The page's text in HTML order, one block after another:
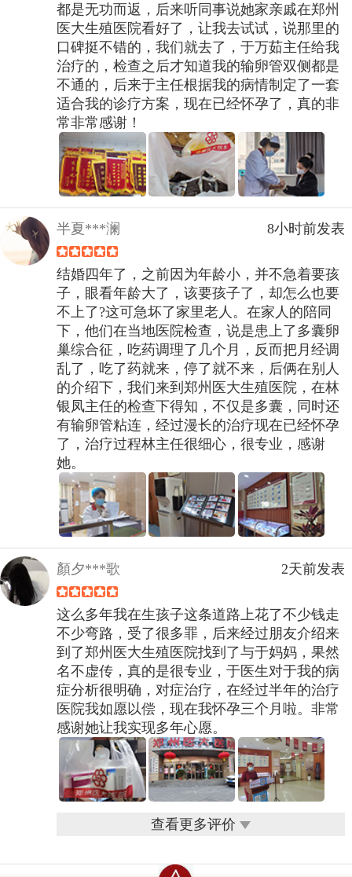
都是无功而返，后来听同事说她家亲戚在郑州
医大生殖医院看好了，让我去试试，说那里的
口碑挺不错的，我们就去了，于万茹主任给我
治疗的，检查之后才知道我的输卵管双侧都是
不通的，后来于主任根据我的病情制定了一套
适合我的诊疗方案，现在已经怀孕了，真的非
常非常感谢！
半夏***澜 8小时前发表
结婚四年了，之前因为年龄小，并不急着要孩
子，眼看年龄大了，该要孩子了，却怎么也要
不上了?这可急坏了家里老人。在家人的陪同
下，他们在当地医院检查，说是患上了多囊卵
巢综合征，吃药调理了几个月，反而把月经调
乱了，吃了药就来，停了就不来，后俩在别人
的介绍下，我们来到郑州医大生殖医院，在林
银凤主任的检查下得知，不仅是多囊，同时还
有输卵管粘连，经过漫长的治疗现在已经怀孕
了，治疗过程林主任很细心，很专业，感谢
她。
顏夕***歌 2天前发表
这么多年我在生孩子这条道路上花了不少钱走
不少弯路，受了很多罪，后来经过朋友介绍来
到了郑州医大生殖医院找到了与于妈妈，果然
名不虚传，真的是很专业，于医生对于我的病
症分析很明确，对症治疗，在经过半年的治疗
医院我如愿以偿，现在我怀孕三个月啦。非常
感谢她让我实现多年心愿。
查看更多评价